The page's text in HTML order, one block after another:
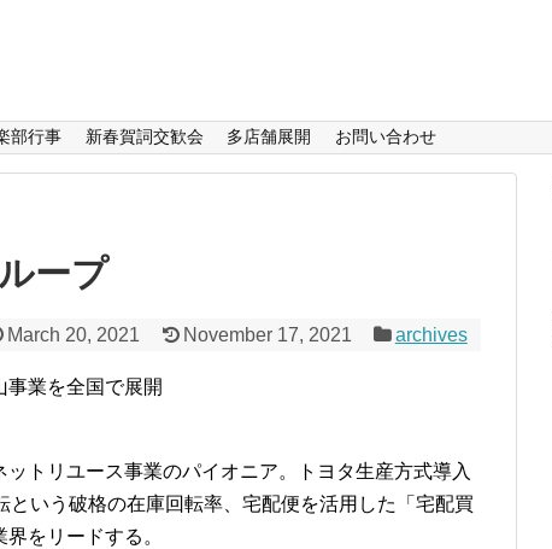
部行事 新春賀詞交歓会 多店舗展開 お問い合わせ
ープ
March 20, 2021 November 17, 2021 archives
事業を全国で展開
トリユース事業のパイオニア。トヨタ生産方式導入
いう破格の在庫回転率、宅配便を活用した「宅配買
をリードする。